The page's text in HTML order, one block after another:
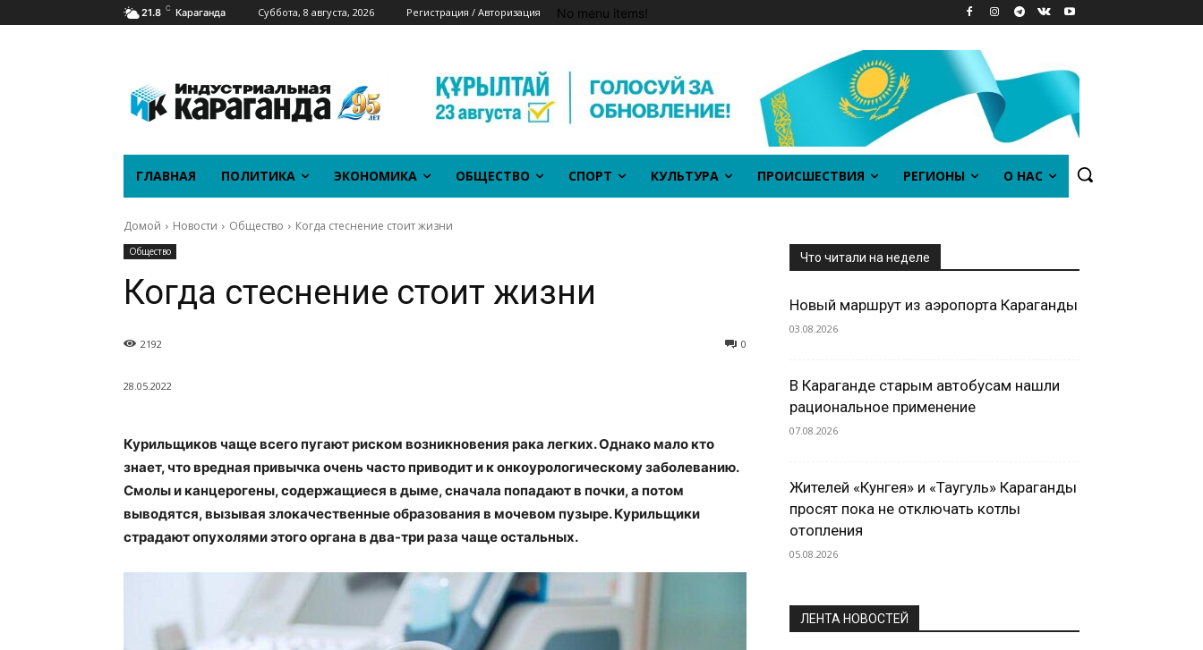
21.8 C Караганда Суббота, 8 августа, 2026 Регистрация / Авторизация No menu items!
ГЛАВНАЯ ПОЛИТИКА ЭКОНОМИКА ОБЩЕСТВО СПОРТ КУЛЬТУРА ПРОИСШЕСТВИЯ РЕГИОНЫ О НАС
Домой Новости Общество Когда стеснение стоит жизни
Общество
Когда стеснение стоит жизни
0
2192
28.05.2022
Курильщиков чаще всего пугают риском возникновения рака легких. Однако мало кто
знает, что вредная привычка очень часто приводит и к онкоурологическому заболеванию.
Смолы и канцерогены, содержащиеся в дыме, сначала попадают в почки, а потом
выводятся, вызывая злокачественные образования в мочевом пузыре. Курильщики
страдают опухолями этого органа в два-три раза чаще остальных.
Что читали на неделе
Новый маршрут из аэропорта Караганды
03.08.2026
В Караганде старым автобусам нашли
рациональное применение
07.08.2026
Жителей «Кунгея» и «Таугуль» Караганды
просят пока не отключать котлы
отопления
05.08.2026
ЛЕНТА НОВОСТЕЙ